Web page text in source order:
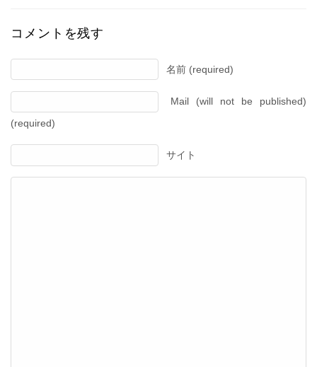
コメントを残す
名前 (required)
Mail (will not be published)
(required)
サイト